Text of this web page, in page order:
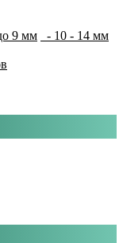
9 мм
- 10 - 14 мм